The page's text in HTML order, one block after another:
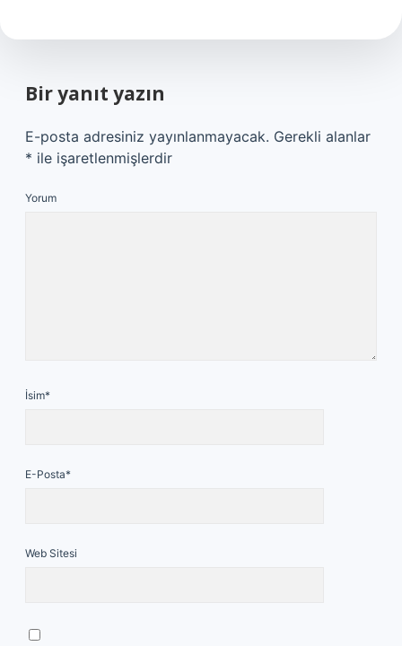
Bir yanıt yazın
E-posta adresiniz yayınlanmayacak. Gerekli alanlar
* ile işaretlenmişlerdir
Yorum
İsim*
E-Posta*
Web Sitesi